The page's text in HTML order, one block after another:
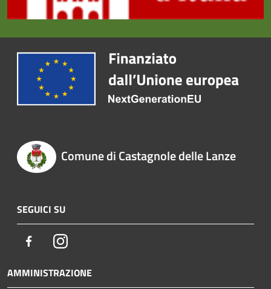
Comune di Castagnole delle Lanze
SEGUICI SU
FacebookInstagram
AMMINISTRAZIONE